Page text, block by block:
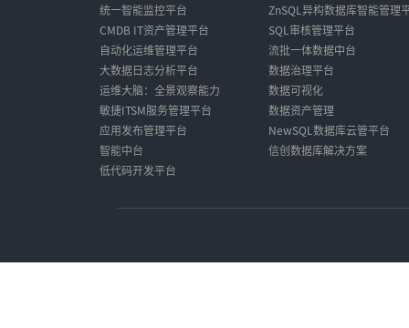
统一智能监控平台
CMDB IT资产管理平台
自动化运维管理平台
大数据日志分析平台
运维大脑：全景观察能力
敏捷ITSM服务管理平台
应用发布管理平台
智能中台
低代码开发平台
ZnSQL异构数据库智能管理
SQL审核管理平台
流批一体数据中台
数据治理平台
数据可视化
数据资产管理
NewSQL数据库云管平台
信创数据库解决方案